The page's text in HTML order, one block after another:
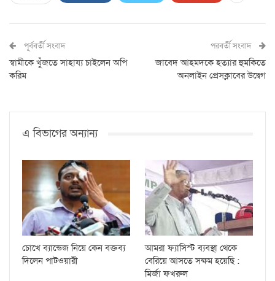
পূর্ববর্তী সংবাদ
স্বামীকে খুঁজতে সাহায্য চাইলেন অপি
করিম
পরবর্তী সংবাদ
জাবেদ আহমদকে হত্যার হুমকিতে
অনলাইন প্রেসক্লাবের উদ্বেগ
এ বিভাগের অন্যান্য
চোখে ব্যান্ডেজ নিয়ে কেন বক্তব্য
দিলেন পাটওয়ারী
আমরা ফ্যাসিস্ট ব্যবস্থা থেকে
বেরিয়ে আসতে সক্ষম হয়েছি :
মির্জা ফখরুল